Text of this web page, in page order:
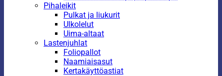
Pihaleikit
Pulkat ja liukurit
Ulkolelut
Uima-altaat
Lastenjuhlat
Foliopallot
Naamiaisasut
Kertakäyttöastiat